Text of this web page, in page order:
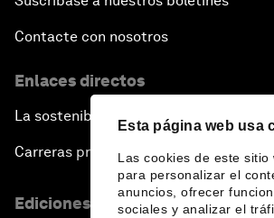
Esta página web usa
Las cookies de este sitio
para personalizar el
anuncios, ofrecer
sociales y analizar el
Contacte con nosotros
Enlaces directos
La sostenibilidad en el Foro
Carreras profesionales
Ediciones en otros idiomas